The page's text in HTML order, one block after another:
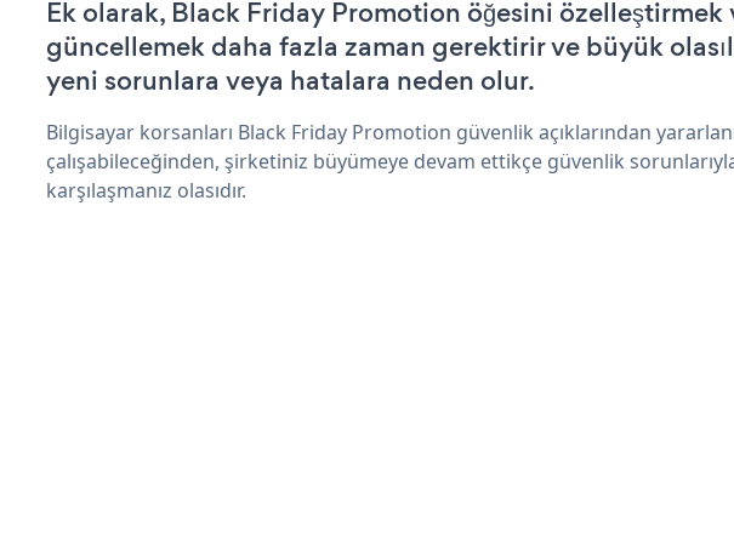
Ek olarak, Black Friday Promotion öğesini özelleştirmek
güncellemek daha fazla zaman gerektirir ve büyük
yeni sorunlara veya hatalara neden olur.
Bilgisayar korsanları Black Friday Promotion güvenlik açıklarından
çalışabileceğinden, şirketiniz büyümeye devam ettikçe güvenlik
karşılaşmanız olasıdır.